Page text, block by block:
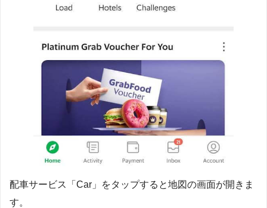
配車サービス「Car」をタップすると地図の画面が開きま
す。